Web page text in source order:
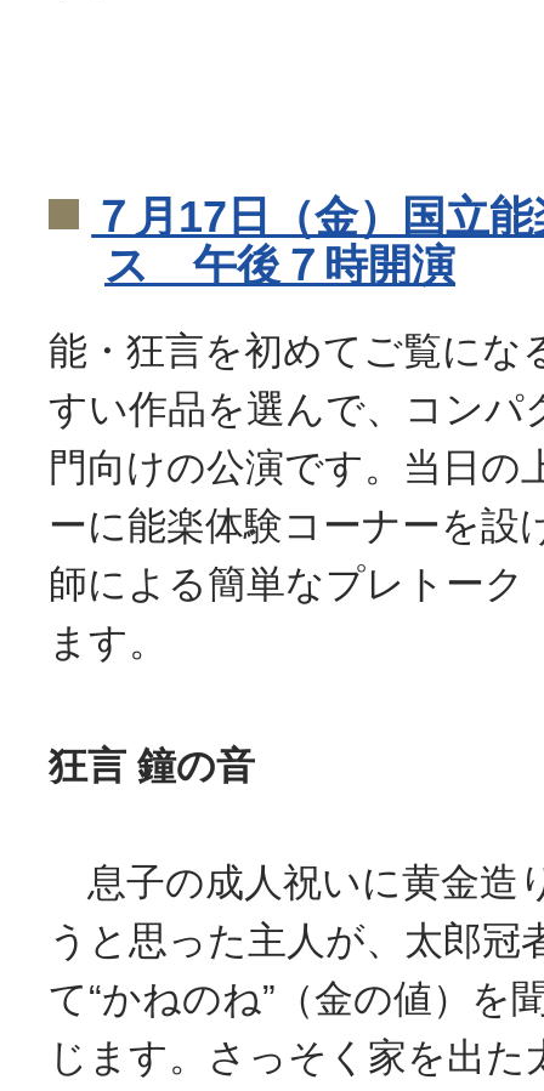
７月17日（金）国立
ス 午後７時開演
能・狂言を初めてご覧にな
すい作品を選んで、コンパ
門向けの公演です。当日の
ーに能楽体験コーナーを設
師による簡単なプレトーク
ます。
狂言 鐘の音
息子の成人祝いに黄金造
うと思った主人が、太郎冠
て“かねのね”（金の値）を
じます。さっそく家を出た